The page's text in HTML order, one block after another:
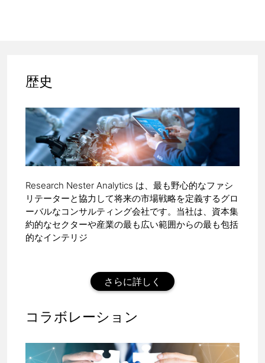
歴史
Research Nester Analytics は、最も野心的なファシ
リテーターと協力して将来の市場戦略を定義するグロ
ーバルなコンサルティング会社です。当社は、資本集
約的なセクターや産業の最も広い範囲からの最も包括
的なインテリジ
さらに詳しく
コラボレーション